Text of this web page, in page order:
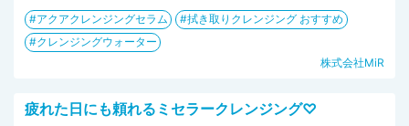
アクアクレンジングセラム
拭き取りクレンジング おすすめ
クレンジングウォーター
株式会社MiR
疲れた日にも頼れるミセラークレンジング♡